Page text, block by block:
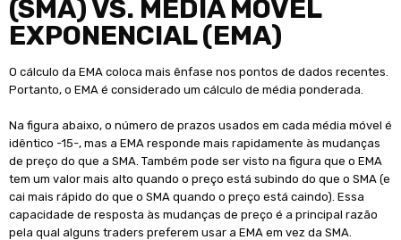
(SMA) VS. MÉDIA MÓVEL
EXPONENCIAL (EMA)
O cálculo da EMA coloca mais ênfase nos pontos de dados recentes.
Portanto, o EMA é considerado um cálculo de média ponderada.
Na figura abaixo, o número de prazos usados ​​em cada média móvel é
idêntico -15-, mas a EMA responde mais rapidamente às mudanças
de preço do que a SMA. Também pode ser visto na figura que o EMA
tem um valor mais alto quando o preço está subindo do que o SMA (e
cai mais rápido do que o SMA quando o preço está caindo). Essa
capacidade de resposta às mudanças de preço é a principal razão
pela qual alguns traders preferem usar a EMA em vez da SMA.